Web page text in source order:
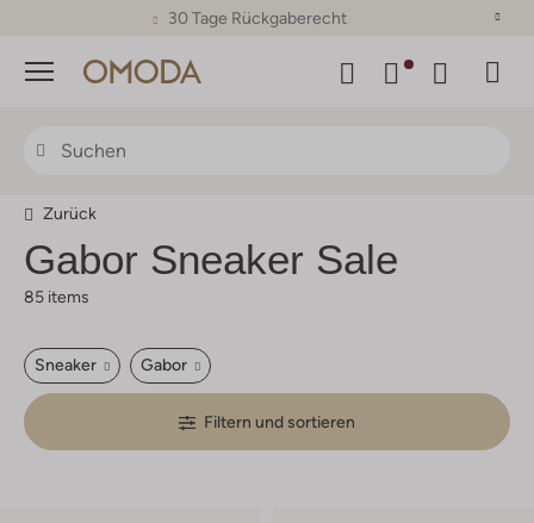
30 Tage Rückgaberecht
Menü
Zurück
Gabor Sneaker Sale
85 items
Sneaker Gabor
Filtern und sortieren